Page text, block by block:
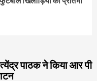
पाठक ने किया आर पी